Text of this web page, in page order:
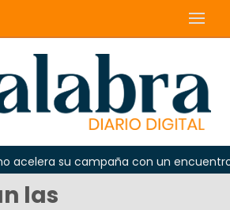
su campaña con un encuentro
las